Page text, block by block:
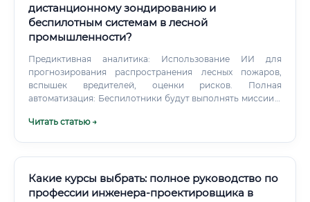
(AutoCAD, 3ds Max) находят работу быстрее и стартуют с
более высоких позиций.
дистанционному зондированию и
беспилотным системам в лесной
промышленности?
Предиктивная аналитика: Использование ИИ для
прогнозирования распространения лесных пожаров,
вспышек вредителей, оценки рисков. Полная
автоматизация: Беспилотники будут выполнять миссии в
коробке"), а первичная обработка будет происходить в
детальной информации о состоянии лесов.
Читать статью →
Какие курсы выбрать: полное руководство по
профессии инженера-проектировщика в